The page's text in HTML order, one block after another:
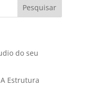
do seu
Estrutura